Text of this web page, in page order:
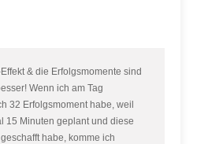
& die Erfolgsmomente sind
Wenn ich am Tag
32 Erfolgsmoment habe, weil
15 Minuten geplant und diese
habe, komme ich